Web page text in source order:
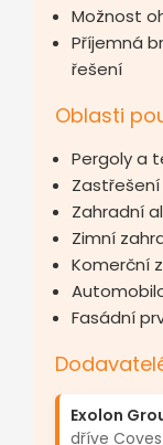
Možnost
Příjemná
řešení
Oblasti
Pergoly a
Zahradní
Zimní
Komerční
Fasádní
Exolon
dříve